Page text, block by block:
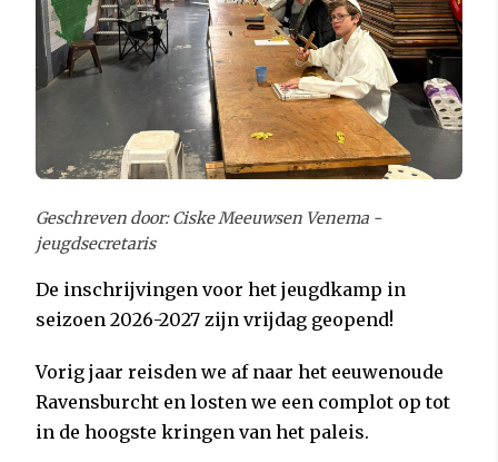
Geschreven door: Ciske Meeuwsen Venema -
jeugdsecretaris
De inschrijvingen voor het jeugdkamp in
seizoen 2026-2027 zijn vrijdag geopend!
Vorig jaar reisden we af naar het eeuwenoude
Ravensburcht en losten we een complot op tot
in de hoogste kringen van het paleis.